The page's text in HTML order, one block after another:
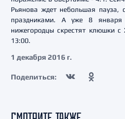
Рьянова ждет небольшая пауза,
праздниками. А уже 8
нижегородцы скрестят клюшки
13:00.
1 декабря 2016 г.
Поделиться: